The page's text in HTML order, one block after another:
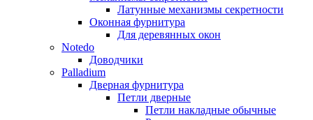
Латунные механизмы секретности
Оконная фурнитура
Для деревянных окон
Notedo
Доводчики
Palladium
Дверная фурнитура
Петли дверные
Петли накладные обычные